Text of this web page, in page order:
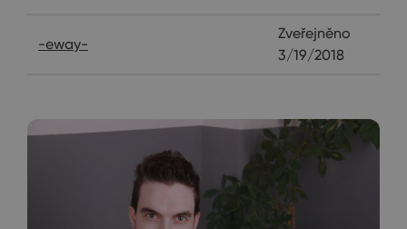
-eway-
Zveřejněno
3/19/2018